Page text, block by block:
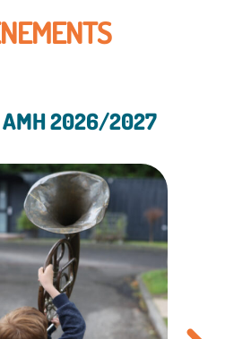
AMH 2026/2027